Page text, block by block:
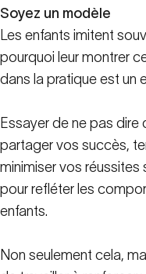
Soyez un modèle
Les enfants imitent
pourquoi leur montrer
dans la pratique est un
Essayer de ne pas
partager vos succès,
minimiser vos
pour refléter les
enfants.
Non seulement cela,